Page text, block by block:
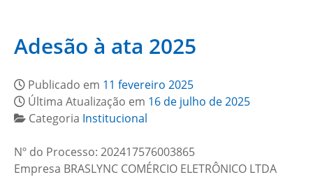
Adesão à ata 2025
Publicado em 11 fevereiro 2025
Última Atualização em 16 de julho de 2025
Categoria Institucional
Nº do Processo: 202417576003865
Empresa BRASLYNC COMÉRCIO ELETRÔNICO LTDA